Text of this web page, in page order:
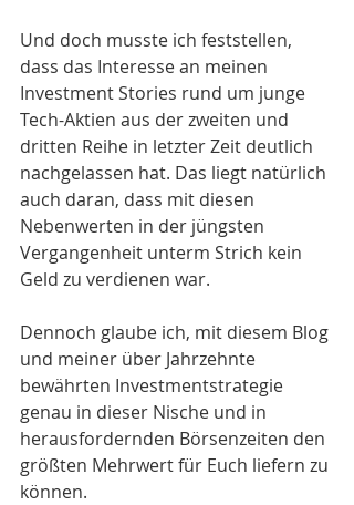
Und doch musste ich feststellen,
dass das Interesse an meinen
Investment Stories rund um junge
Tech-Aktien aus der zweiten und
dritten Reihe in letzter Zeit deutlich
nachgelassen hat. Das liegt natürlich
auch daran, dass mit diesen
Nebenwerten in der jüngsten
Vergangenheit unterm Strich kein
Geld zu verdienen war.
Dennoch glaube ich, mit diesem Blog
und meiner über Jahrzehnte
bewährten Investmentstrategie
genau in dieser Nische und in
herausfordernden Börsenzeiten den
größten Mehrwert für Euch liefern zu
können.